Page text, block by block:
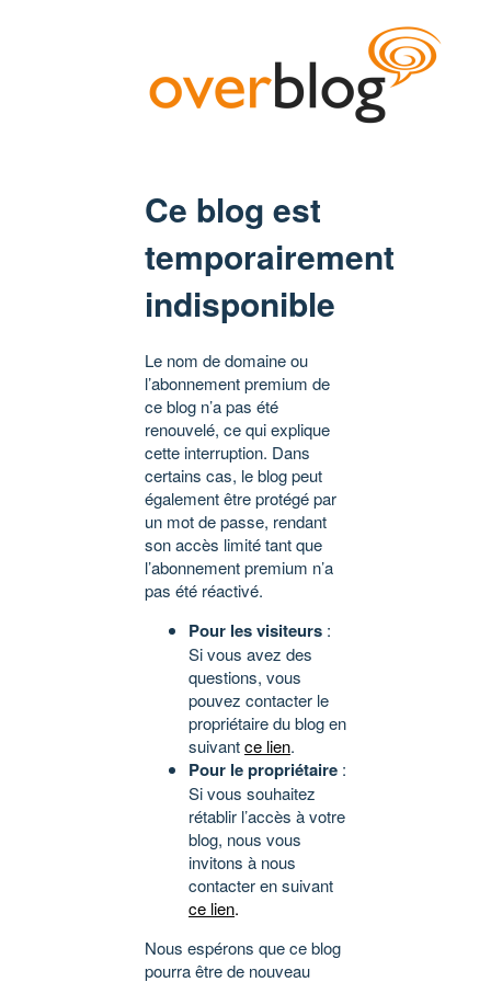
Ce blog est
temporairement
indisponible
Le nom de domaine ou
l’abonnement premium de
ce blog n’a pas été
renouvelé, ce qui explique
cette interruption. Dans
certains cas, le blog peut
également être protégé par
un mot de passe, rendant
son accès limité tant que
l’abonnement premium n’a
pas été réactivé.
Pour les visiteurs :
Si vous avez des
questions, vous
pouvez contacter le
propriétaire du blog en
suivantce lien.
Pour le propriétaire :
Si vous souhaitez
rétablir l’accès à votre
blog, nous vous
invitons à nous
contacter en suivant
ce lien.
Nous espérons que ce blog
pourra être de nouveau